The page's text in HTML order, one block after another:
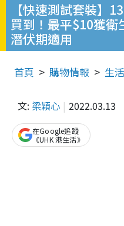
【快速測試套裝】
買到！最平$10獲
潛伏期適用
首頁 購物情報 生
文: 梁穎心 2022.03.13
在Google追蹤
《UHK 港生活》